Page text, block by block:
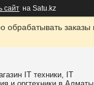
сайт на Satu.kz
обрабатывать
IT техники, IT